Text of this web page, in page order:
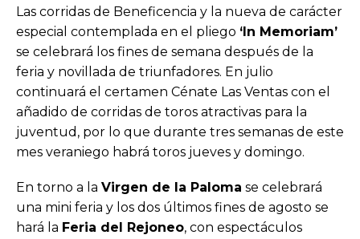
Las corridas de Beneficencia y la nueva de carácter
especial contemplada en el pliego ‘In Memoriam’
se celebrará los fines de semana después de la
feria y novillada de triunfadores. En julio
continuará el certamen Cénate Las Ventas con el
añadido de corridas de toros atractivas para la
juventud, por lo que durante tres semanas de este
mes veraniego habrá toros jueves y domingo.
En torno a la Virgen de la Paloma se celebrará
una mini feria y los dos últimos fines de agosto se
hará la Feria del Rejoneo, con espectáculos